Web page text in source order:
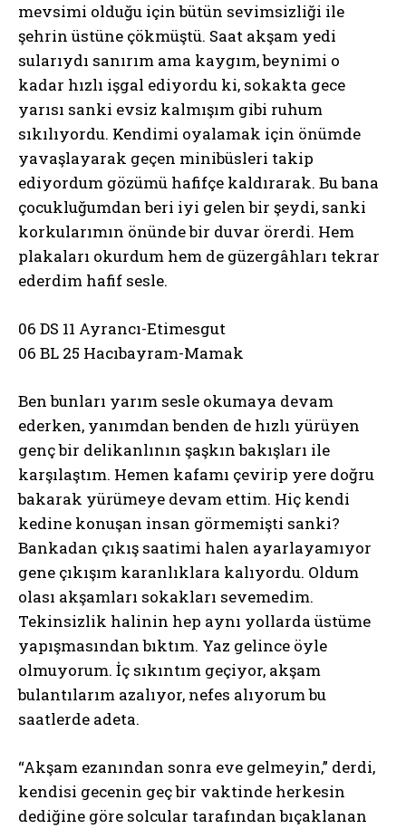
mevsimi olduğu için bütün sevimsizliği ile
şehrin üstüne çökmüştü. Saat akşam yedi
sularıydı sanırım ama kaygım, beynimi o
kadar hızlı işgal ediyordu ki, sokakta gece
yarısı sanki evsiz kalmışım gibi ruhum
sıkılıyordu. Kendimi oyalamak için önümde
yavaşlayarak geçen minibüsleri takip
ediyordum gözümü hafifçe kaldırarak. Bu bana
çocukluğumdan beri iyi gelen bir şeydi, sanki
korkularımın önünde bir duvar örerdi. Hem
plakaları okurdum hem de güzergâhları tekrar
ederdim hafif sesle.
06 DS 11 Ayrancı-Etimesgut
06 BL 25 Hacıbayram-Mamak
Ben bunları yarım sesle okumaya devam
ederken, yanımdan benden de hızlı yürüyen
genç bir delikanlının şaşkın bakışları ile
karşılaştım. Hemen kafamı çevirip yere doğru
bakarak yürümeye devam ettim. Hiç kendi
kedine konuşan insan görmemişti sanki?
Bankadan çıkış saatimi halen ayarlayamıyor
gene çıkışım karanlıklara kalıyordu. Oldum
olası akşamları sokakları sevemedim.
Tekinsizlik halinin hep aynı yollarda üstüme
yapışmasından bıktım. Yaz gelince öyle
olmuyorum. İç sıkıntım geçiyor, akşam
bulantılarım azalıyor, nefes alıyorum bu
saatlerde adeta.
“Akşam ezanından sonra eve gelmeyin,” derdi,
kendisi gecenin geç bir vaktinde herkesin
dediğine göre solcular tarafından bıçaklanan